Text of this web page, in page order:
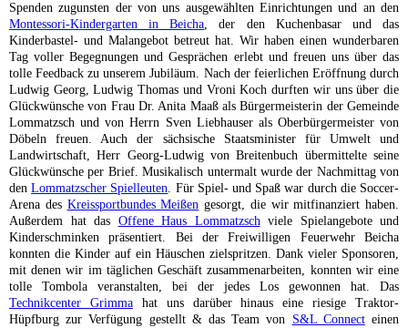
Spenden zugunsten der von uns ausgewählten Einrichtungen und an den
Montessori-Kindergarten in Beicha, der den Kuchenbasar und das
Kinderbastel- und Malangebot betreut hat. Wir haben einen wunderbaren
Tag voller Begegnungen und Gesprächen erlebt und freuen uns über das
tolle Feedback zu unserem Jubiläum. Nach der feierlichen Eröffnung durch
Ludwig Georg, Ludwig Thomas und Vroni Koch durften wir uns über die
Glückwünsche von Frau Dr. Anita Maaß als Bürgermeisterin der Gemeinde
Lommatzsch und von Herrn Sven Liebhauser als Oberbürgermeister von
Döbeln freuen. Auch der sächsische Staatsminister für Umwelt und
Landwirtschaft, Herr Georg-Ludwig von Breitenbuch übermittelte seine
Glückwünsche per Brief. Musikalisch untermalt wurde der Nachmittag von
denLommatzscher Spielleuten. Für Spiel- und Spaß war durch die Soccer-
Arena des Kreissportbundes Meißen gesorgt, die wir mitfinanziert haben.
Außerdem hat das Offene Haus Lommatzschviele Spielangebote und
Kinderschminken präsentiert. Bei der Freiwilligen Feuerwehr Beicha
konnten die Kinder auf ein Häuschen zielspritzen. Dank vieler Sponsoren,
mit denen wir im täglichen Geschäft zusammenarbeiten, konnten wir eine
tolle Tombola veranstalten, bei der jedes Los gewonnen hat. Das
Technikcenter Grimmahat uns darüber hinaus eine riesige Traktor-
Hüpfburg zur Verfügung gestellt & das Team von S&L Connecteinen